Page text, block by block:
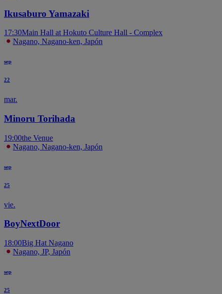
Ikusaburo Yamazaki
17:30Main Hall at Hokuto Culture Hall - Complex
Nagano, Nagano-ken, Japón
sep
22
mar.
Minoru Torihada
19:00the Venue
Nagano, Nagano-ken, Japón
sep
25
vie.
BoyNextDoor
18:00Big Hat Nagano
Nagano, JP, Japón
sep
25